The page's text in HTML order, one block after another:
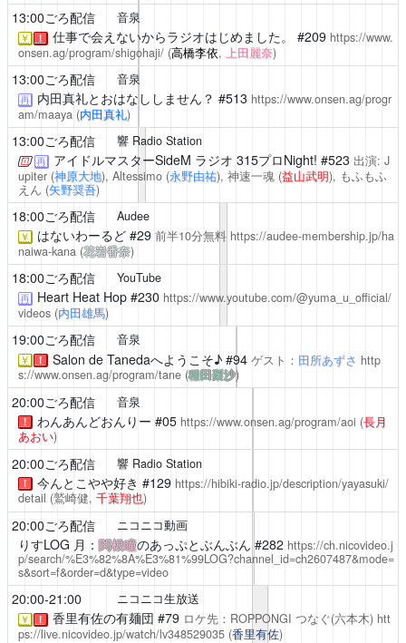
13:00ごろ配信 音泉
￥ ！ 仕事で会えないからラジオはじめました。 #209 https://www.
onsen.ag/program/shigohaji/ (高橋李依, 上田麗奈)
13:00ごろ配信 音泉
再 内田真礼とおはなししません？ #513 https://www.onsen.ag/progr
am/maaya (内田真礼)
13:00ごろ配信 響 Radio Station
再 アイドルマスターSideM ラジオ 315プロNight! #523 出演: J
upiter (神原大地), Altessimo (永野由祐), 神速一魂 (益山武明), もふもふ
えん (矢野奨吾)
18:00ごろ配信 Audee
￥ はないわーるど#29 前半10分無料 https://audee-membership.jp/ha
naiwa-kana (花岩香奈)
18:00ごろ配信 YouTube
再 Heart Heat Hop#230 https://www.youtube.com/@yuma_u_official/
videos (内田雄馬)
19:00ごろ配信 音泉
￥ ！ Salon de Tanedaへようこそ♪#94 ゲスト： 田所あずさ http
s://www.onsen.ag/program/tane (種田梨沙)
20:00ごろ配信 音泉
！ わんあんどおんりー #05 https://www.onsen.ag/program/aoi (長月
あおい)
20:00ごろ配信 響 Radio Station
！ 今んとこやや好き #129 https://hibiki-radio.jp/description/yayasuki/
detail (鷲崎健, 千葉翔也)
20:00ごろ配信 ニコニコ動画
りすLOG 月：関根瞳のあっぷとぶんぶん #282 https://ch.nicovideo.j
p/search/%E3%82%8A%E3%81%99LOG?channel_id=ch2607487&mode=
s&sort=f&order=d&type=video
20:00-21:00 ニコニコ生放送
￥ ！ 香里有佐の有麺団 #79 ロケ先：ROPPONGI つなぐ(六本木) htt
ps://live.nicovideo.jp/watch/lv348529035 (香里有佐)